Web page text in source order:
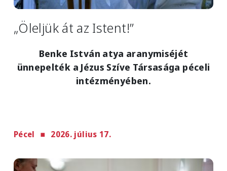
„Öleljük át az Istent!”
Benke István atya aranymiséjét
ünnepelték a Jézus Szíve Társasága péceli
intézményében.
Pécel 2026. július 17.
Image